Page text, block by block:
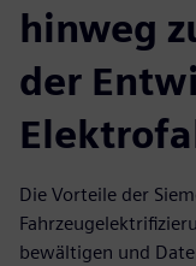
hinweg
der
Die Vorteile der
bewältigen und